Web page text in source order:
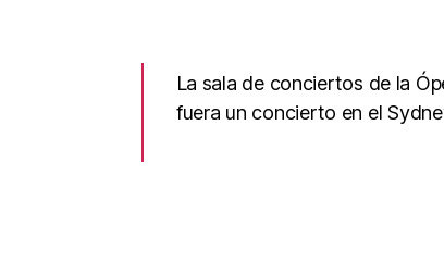
La sala de conciertos de la
fuera un concierto en el